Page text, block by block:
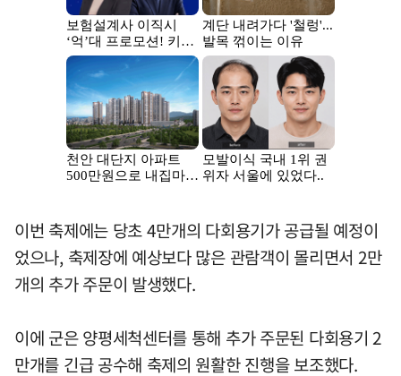
이번 축제에는 당초 4만개의 다회용기가 공급될 예정이
었으나, 축제장에 예상보다 많은 관람객이 몰리면서 2만
개의 추가 주문이 발생했다.
이에 군은 양평세척센터를 통해 추가 주문된 다회용기 2
만개를 긴급 공수해 축제의 원활한 진행을 보조했다.